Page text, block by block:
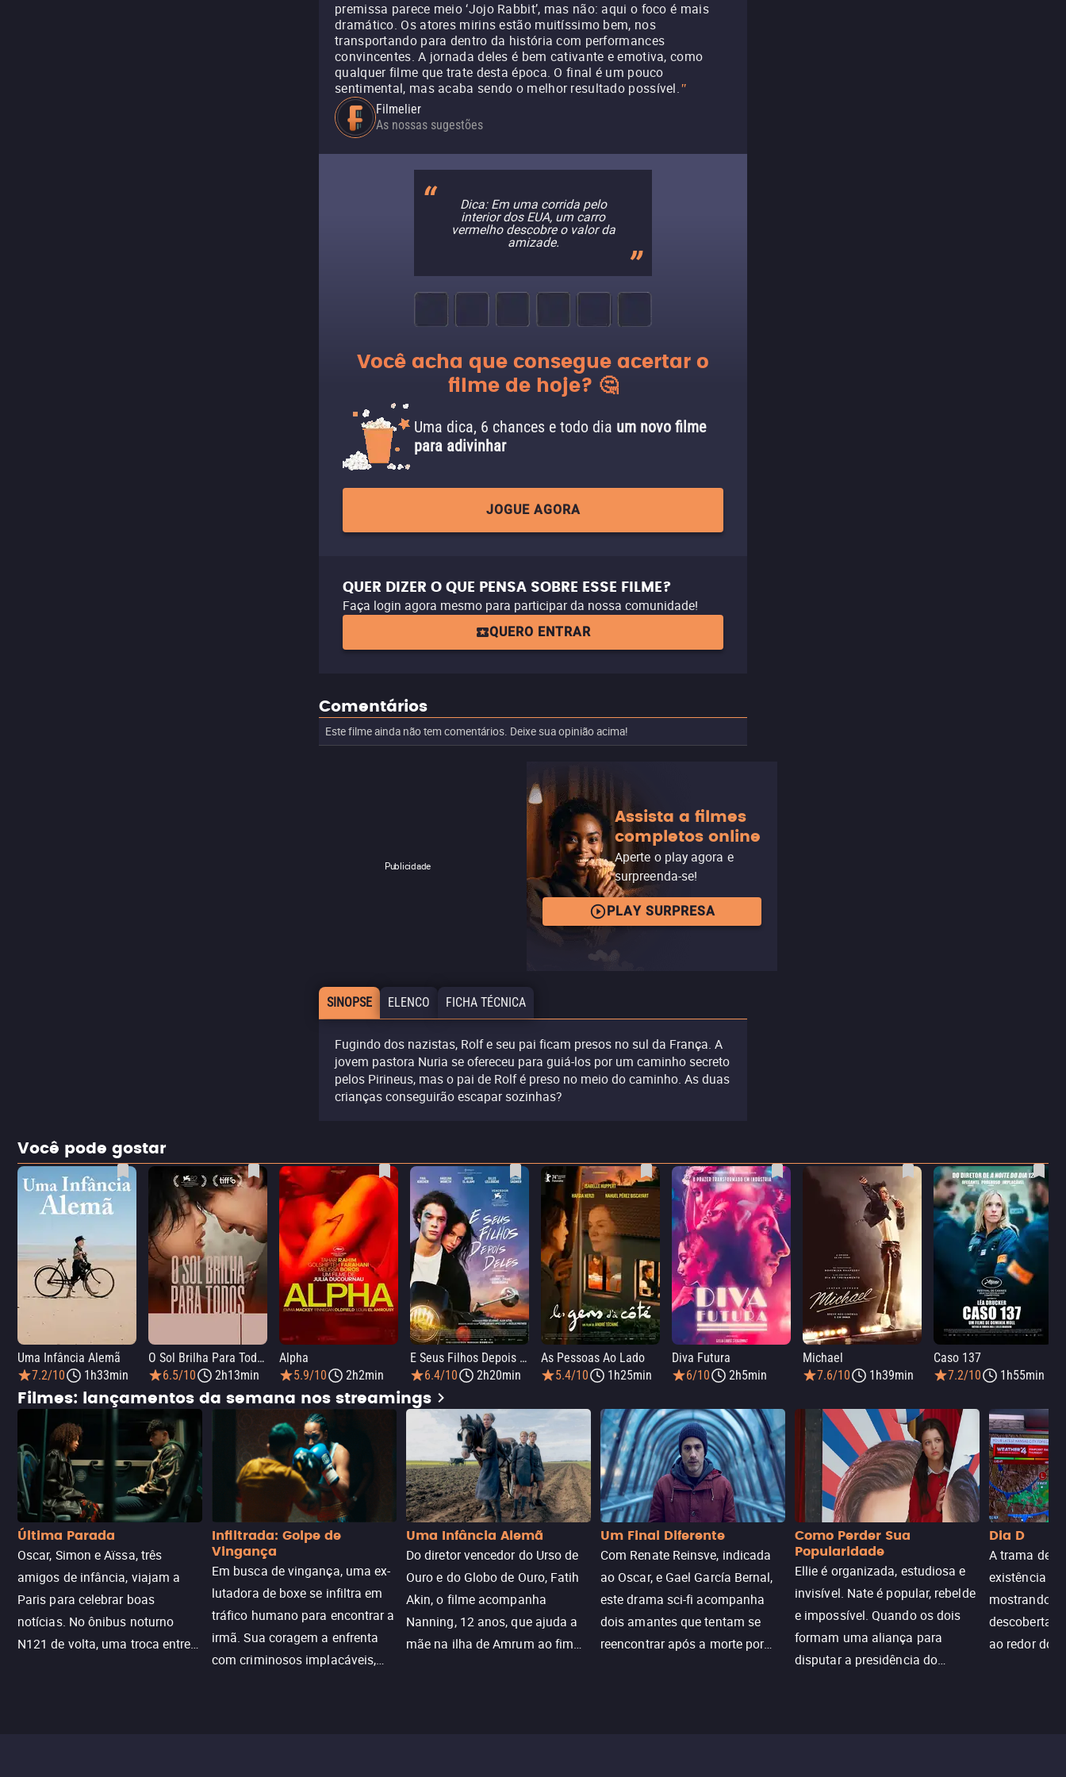
premissa parece meio ‘Jojo Rabbit’, mas não: aqui o foco é mais
dramático. Os atores mirins estão muitíssimo bem, nos
transportando para dentro da história com performances
convincentes. A jornada deles é bem cativante e emotiva, como
qualquer filme que trate desta época. O final é um pouco
sentimental, mas acaba sendo o melhor resultado possível."
Filmelier
As nossas sugestões
Dica: Em uma corrida pelo
interior dos EUA, um carro
vermelho descobre o valor da
amizade.
Você acha que consegue acertar o
filme de hoje? 🤔
Uma dica, 6 chances e todo dia um novo filme
para adivinhar
JOGUE AGORA
QUER DIZER O QUE PENSA SOBRE ESSE FILME?
Faça login agora mesmo para participar da nossa comunidade!
QUERO ENTRAR
Comentários
Este filme ainda não tem comentários. Deixe sua opinião acima!
Publicidade
Assista a filmes
completos online
Aperte o play agora e
surpreenda-se!
PLAY SURPRESA
SINOPSE ELENCO FICHA TÉCNICA
Fugindo dos nazistas, Rolf e seu pai ficam presos no sul da França. A
jovem pastora Nuria se ofereceu para guiá-los por um caminho secreto
pelos Pirineus, mas o pai de Rolf é preso no meio do caminho. As duas
crianças conseguirão escapar sozinhas?
Você pode gostar
Uma Infância Alemã
7.2/10
1h33min
O Sol Brilha Para Todos
6.5/10
2h13min
Alpha
5.9/10
2h2min
E Seus Filhos Depois Deles
6.4/10
2h20min
As Pessoas Ao Lado
5.4/10
1h25min
Diva Futura
6/10
2h5min
Michael
7.6/10
1h39min
Caso 137
7.2/10
1h55min
Filmes: lançamentos da semana nos streamings
Última Parada
Oscar, Simon e Aïssa, três
amigos de infância, viajam a
Paris para celebrar boas
notícias. No ônibus noturno
N121 de volta, uma troca entre
Infiltrada: Golpe de
Vingança
Em busca de vingança, uma ex-
lutadora de boxe se infiltra em
tráfico humano para encontrar a
irmã. Sua coragem a enfrenta
com criminosos implacáveis,
Uma Infância Alemã
Do diretor vencedor do Urso de
Ouro e do Globo de Ouro, Fatih
Akin, o filme acompanha
Nanning, 12 anos, que ajuda a
mãe na ilha de Amrum ao fim
Um Final Diferente
Com Renate Reinsve, indicada
ao Oscar, e Gael García Bernal,
este drama sci-fi acompanha
dois amantes que tentam se
reencontrar após a morte por
Como Perder Sua
Popularidade
Ellie é organizada, estudiosa e
invisível. Nate é popular, rebelde
e impossível. Quando os dois
formam uma aliança para
disputar a presidência do
Dia D
A trama de
existência
mostrando
descoberta
ao redor do